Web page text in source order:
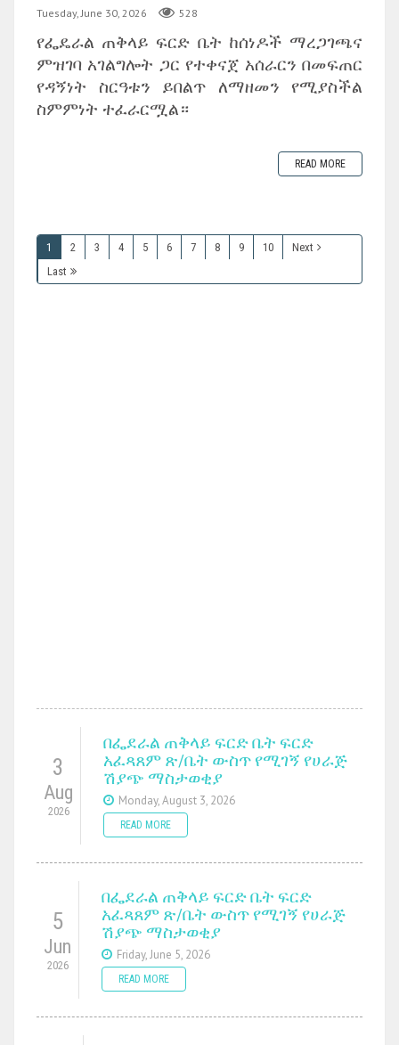
Tuesday, June 30, 2026 528
‎የፌዴራል ጠቅላይ ፍርድ ቤት ከሰነዶች ማረጋገጫና
ምዝገባ አገልግሎት ጋር የተቀናጀ አሰራርን በመፍጠር
የዳኝነት ስርዓቱን ይበልጥ ለማዘመን የሚያስችል
ስምምነት ተፈራርሟል።
READ MORE
1 2 3 4 5 6 7 8 9 10
Next
Last
3
Aug
2026
በፌደራል ጠቅላይ ፍርድ ቤት ፍርድ
አፈጻጸም ጽ/ቤት ውስጥ የሚገኝ የሀራጅ
ሽያጭ ማስታወቂያ
Monday, August 3, 2026
READ MORE
5
Jun
2026
በፌደራል ጠቅላይ ፍርድ ቤት ፍርድ
አፈጻጸም ጽ/ቤት ውስጥ የሚገኝ የሀራጅ
ሽያጭ ማስታወቂያ
Friday, June 5, 2026
READ MORE